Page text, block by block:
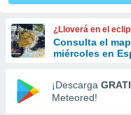
y
forma
digital
basada
¿Lloverá en el
Consulta el
miércoles en
¡Descarga
Meteored!